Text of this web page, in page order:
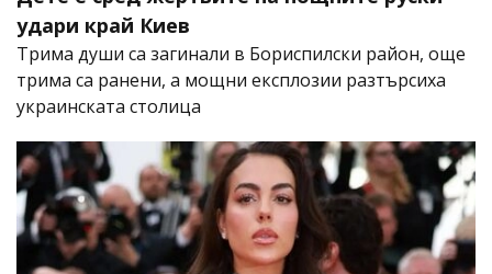
удари край Киев
Трима души са загинали в Бориспилски район, още
трима са ранени, а мощни експлозии разтърсиха
украинската столица